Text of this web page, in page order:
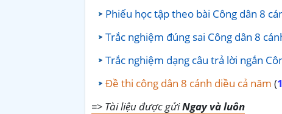
Phiếu học tập theo bài Công dân 8
Trắc nghiệm đúng sai Công dân 8
Trắc nghiệm dạng câu trả lời ngắn
Đề thi công dân 8 cánh diều cả năm (
=> Tài liệu được gửiNgay và luôn